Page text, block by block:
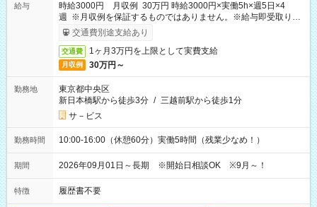
給与
時給3000円 月収例 30万円 時給3000円×実働5h×週5日×4
週 ※月収例を保証するものではありません。※給与即受取りサ
ービス利用可（利用条件有）
交通費別途支給あり
交通費 1ヶ月3万円を上限として実費支給
月収例 30万円～
勤務地
東京都中央区
新日本橋駅から徒歩3分 / 三越前駅から徒歩1分
サ－ビス
勤務時間 10:00-16:00（休憩60分）実働5時間（残業少なめ！）
期間 2026年09月01日～長期 ※開始日相談OK ※9月～！
特徴 履歴書不要